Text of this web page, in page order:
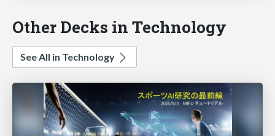
Other Decks in Technology
See All in Technology